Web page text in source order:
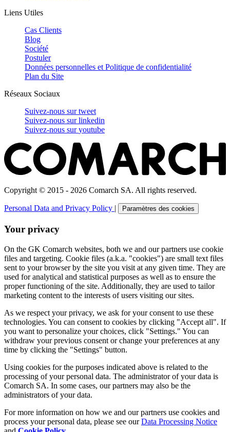
Liens Utiles
Cas Clients
Blog
Société
Postuler
Données personnelles et Politique de confidentialité
Plan du Site
Réseaux Sociaux
Suivez-nous surtweet
Suivez-nous surlinkedin
Suivez-nous suryoutube
Copyright © 2015 - 2026 Comarch SA. All rights reserved.
Personal Data and Privacy Policy | Paramètres des cookies
Your privacy
On the GK Comarch websites, both we and our partners use cookie
files and targeting. Cookie files (a.k.a. "cookies") are small text files
sent to your browser by the site you visit at any given time. They are
used for analytical and statistical purposes as well as to ensure the
proper functioning of the site. Additionally, they are used to tailor
marketing content to the interests of users visiting our sites.
As we respect your privacy, we ask for your consent to use these
technologies. You can consent to cookies by clicking "Accept all". If
you want to personalize your choices, click "Settings." You can
withdraw your previous consent or change your preferences at any
time by clicking the "Settings" button.
Using cookies for the purposes indicated above is related to the
processing of your personal data. The administrator of your data is
Comarch SA. In some cases, our partners may also be the
administrators of your data.
For more information on how we and our partners use cookies and
process your personal data, please see ourData Processing Notice